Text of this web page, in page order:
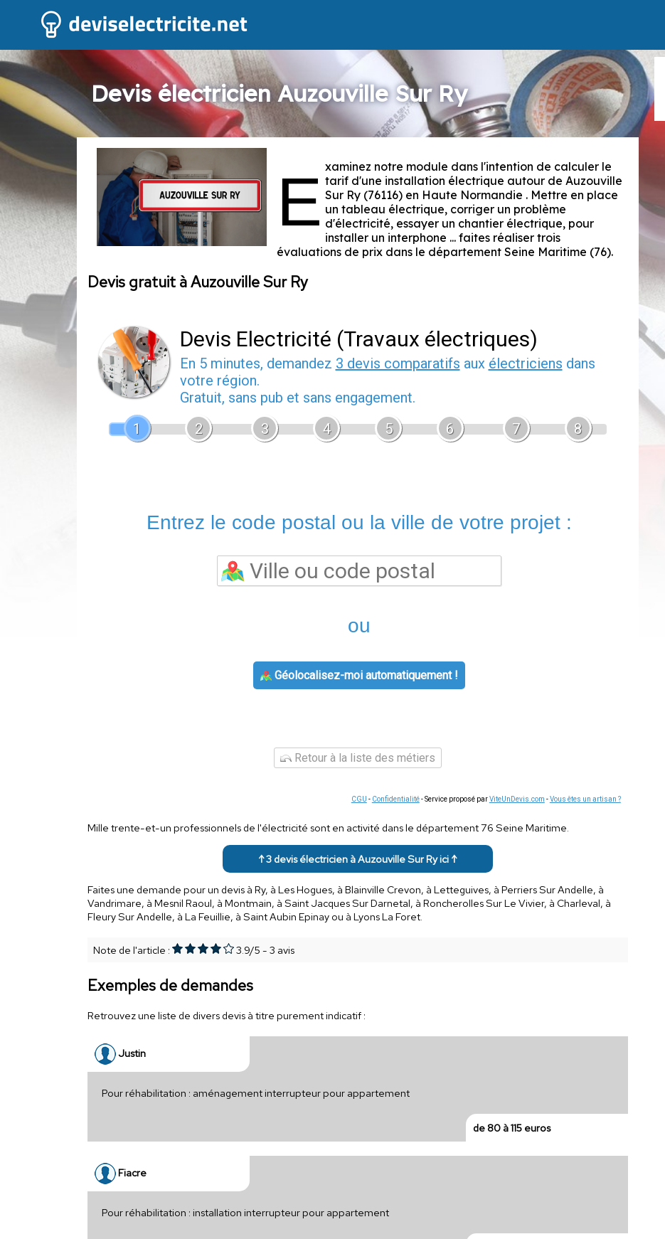
Devis électricien Auzouville Sur Ry
E xaminez notre module dans l'intention de calculer le
tarif d'une installation électrique autour de Auzouville
Sur Ry (76116) en Haute Normandie . Mettre en place
un tableau électrique, corriger un problème
d'électricité, essayer un chantier électrique, pour
installer un interphone ... faites réaliser trois
évaluations de prix dans le département Seine Maritime (76).
Devis gratuit à Auzouville Sur Ry
Devis Electricité (Travaux électriques)
En 5 minutes, demandez 3 devis comparatifs aux électriciens dans
votre région.
Gratuit, sans pub et sans engagement.
1
2 3 4 5 6 7 8
Entrez le code postal ou la ville de votre projet :
ou
Géolocalisez-moi automatiquement !
Retour à la liste des métiers
CGU - Confidentialité- Service proposé parViteUnDevis.com -Vous êtes un artisan ?
Mille trente-et-un professionnels de l'électricité sont en activité dans le département 76 Seine Maritime.
↑ 3 devis électricien à Auzouville Sur Ry ici ↑
Faites une demande pour un devis à Ry, à Les Hogues, à Blainville Crevon, à Letteguives, à Perriers Sur Andelle, à
Vandrimare, à Mesnil Raoul, à Montmain, à Saint Jacques Sur Darnetal, à Roncherolles Sur Le Vivier, à Charleval, à
Fleury Sur Andelle, à La Feuillie, à Saint Aubin Epinay ou à Lyons La Foret.
Note de l'article : 3.9/5 - 3 avis
Exemples de demandes
Retrouvez une liste de divers devis à titre purement indicatif :
Justin
Pour réhabilitation : aménagement interrupteur pour appartement
de 80 à 115 euros
Fiacre
Pour réhabilitation : installation interrupteur pour appartement